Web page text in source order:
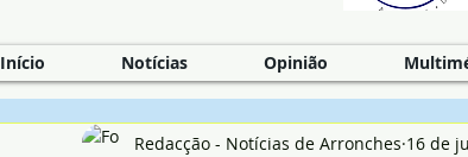
Início Notícias Opinião
Redacção - Notícias de Arronches 16 de